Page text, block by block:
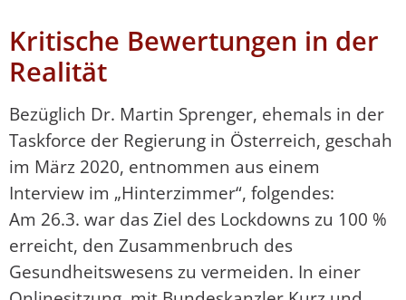
Kritische Bewertungen in der
Realität
Bezüglich Dr. Martin Sprenger, ehemals in der
Taskforce der Regierung in Österreich, geschah
im März 2020, entnommen aus einem
Interview im „Hinterzimmer“, folgendes:
Am 26.3. war das Ziel des Lockdowns zu 100 %
erreicht, den Zusammenbruch des
Gesundheitswesens zu vermeiden. In einer